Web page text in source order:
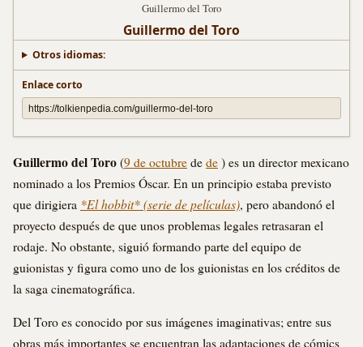
Guillermo del Toro
Guillermo del Toro
Otros idiomas:
Enlace corto
Guillermo del Toro (9 de octubre de de ) es un director mexicano
nominado a los Premios Óscar. En un principio estaba previsto
que dirigiera *El hobbit* (serie de películas), pero abandonó el
proyecto después de que unos problemas legales retrasaran el
rodaje. No obstante, siguió formando parte del equipo de
guionistas y figura como uno de los guionistas en los créditos de
la saga cinematográfica.
Del Toro es conocido por sus imágenes imaginativas; entre sus
obras más importantes se encuentran las adaptaciones de cómics